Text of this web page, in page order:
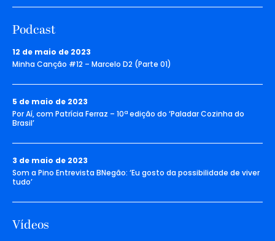
Podcast
12 de maio de 2023
Minha Canção #12 – Marcelo D2 (Parte 01)
5 de maio de 2023
Por Aí, com Patrícia Ferraz – 10ª edição do ‘Paladar Cozinha do
Brasil’
3 de maio de 2023
Som a Pino Entrevista BNegão: ‘Eu gosto da possibilidade de viver
tudo’
Vídeos